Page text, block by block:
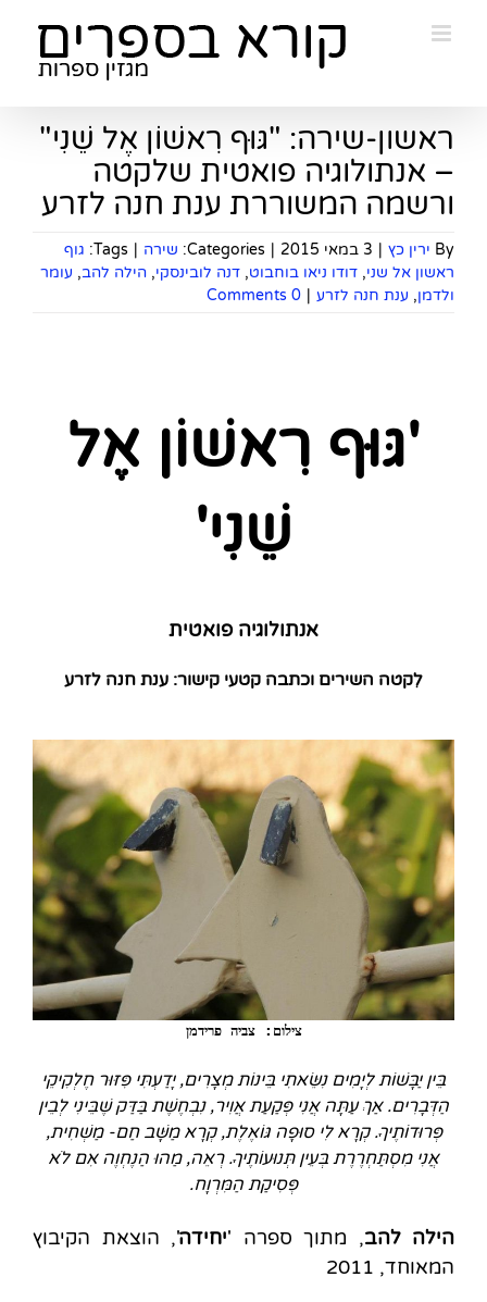
ראשון-שירה: "גּוּף רִאשׁוֹן אֶל שֵׁנִי"
– אנתולוגיה פואטית שלקטה
ורשמה המשוררת ענת חנה לזרע
By ירין כץ | 3 במאי 2015 |
Categories: שירה |
Tags: גוף
ראשון אל שני, דודו ניאו בוחבוט, דנה לובינסקי, הילה להב, עומר
ולדמן, ענת חנה לזרע |
0 Comments
'גּוּף רִאשׁוֹן אֶל
שֵׁנִי'
אנתולוגיה פואטית
לִקטה השירים וכתבה קטעי קישור: ענת חנה לזרע
צילום: צביה פרידמן
בֵּין יַבָּשׁוֹת לְיָמִים נִשֵּׂאתִי בֵּינוֹת מְצָרִים, יָדַעְתִּי פִּזּוּר חֶלְקִיקֵי
הַדְּבָרִים. אַךְ עַתָּה אֲנִי פְּקַעַת אֲוִיר, נִבְחֶשֶׁת בַּדַּק שֶׁבֵּינִי לְבֵין
פְּרוּדוֹתֶיךָ. קְרָא לִי סוּפָה גּוֹאֶלֶת, קְרָא מַשָּׁב חַם- מַשְׁחִית,
אֲנִי מִסְתַּחְרֶרֶת בְּעֵין תְּנוּעוֹתֶיךָ. רְאֵה, מַהוּ הַנֶחְוֶה אִם לֹא
פְּסִיקַת הַמִּרְוָח.
הילה להב, מתוך ספרה 'יחידה', הוצאת הקיבוץ
המאוחד, 2011